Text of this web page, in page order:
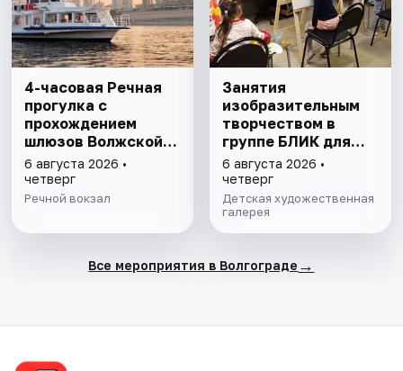
4-часовая Речная
прогулка с
прохождением
шлюзов Волжской
ГЭС
6 августа 2026 •
четверг
Речной вокзал
Занятия
изобразительным
творчеством в
группе БЛИК для
детей от 3 до 7 лет
6 августа 2026 •
четверг
Детская художественная
галерея
Все мероприятия в Волгограде →